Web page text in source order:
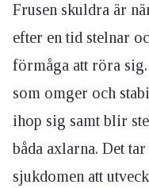
Frusen skuldra är
efter en tid stelnar
förmåga att röra
som omger och
ihop sig samt blir
båda axlarna. Det
sjukdomen att